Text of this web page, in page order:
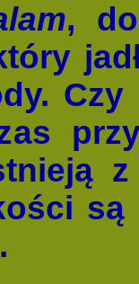
,